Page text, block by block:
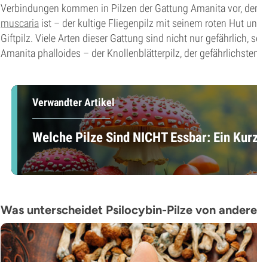
Verbindungen kommen in Pilzen der Gattung Amanita vor,
muscaria ist – der kultige Fliegenpilz mit seinem roten Hut
Giftpilz. Viele Arten dieser Gattung sind nicht nur gefährlich,
Amanita phalloides – der Knollenblätterpilz, der
Verwandter Artikel
Welche Pilze Sind NICHT Essbar: Ein
Was unterscheidet Psilocybin-Pilze von